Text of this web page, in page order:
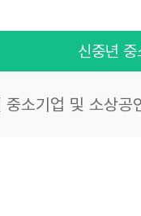
신중년 중
중소기업 및 소상공